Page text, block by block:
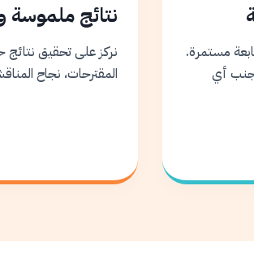
مستمرة.
أي
نتائج ملموسة
نركز على تحقيق نتائج
المقترحات، نجاح